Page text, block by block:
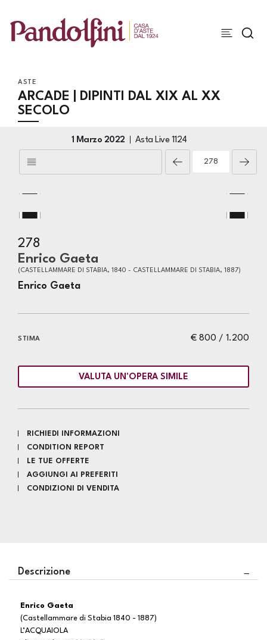
ASTE
ARCADE | DIPINTI DAL XIX AL XX
SECOLO
1 Marzo 2022 Asta Live 1124
278
Enrico Gaeta
(CASTELLAMMARE DI STABIA, 1840 - CASTELLAMMARE DI STABIA, 1887)
Enrico Gaeta
€ 800 / 1.200
STIMA
VALUTA UN'OPERA SIMILE
RICHIEDI INFORMAZIONI
CONDITION REPORT
LE TUE OFFERTE
AGGIUNGI AI PREFERITI
CONDIZIONI DI VENDITA
Descrizione
Enrico Gaeta
(Castellammare di Stabia 1840 - 1887)
L’ACQUAIOLA